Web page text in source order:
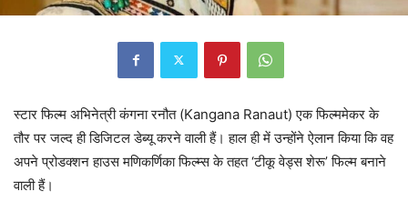
स्टार फिल्म अभिनेत्री कंगना रनौत (Kangana Ranaut) एक फिल्ममेकर के
तौर पर जल्द ही डिजिटल डेब्यू करने वाली हैं। हाल ही में उन्होंने ऐलान किया कि वह
अपने प्रोडक्शन हाउस मणिकर्णिका फिल्म्स के तहत ‘टीकू वेड्स शेरू’ फिल्म बनाने
वाली हैं।